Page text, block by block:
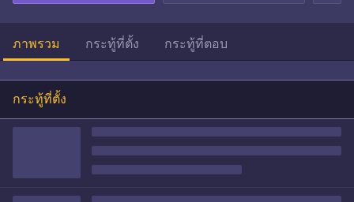
ภาพรวม กระทู้ที่ตั้ง กระทู้ที่ตอบ
กระทู้ที่ตั้ง